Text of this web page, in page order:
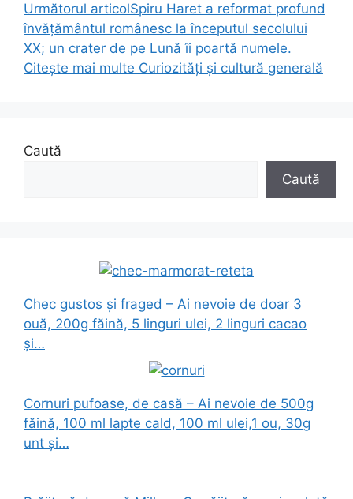
Următorul articolSpiru Haret a reformat profund
învățământul românesc la începutul secolului
XX; un crater de pe Lună îi poartă numele.
Citește mai multe Curiozități și cultură generală
Caută
Caută
Chec gustos și fraged – Ai nevoie de doar 3
ouă, 200g făină, 5 linguri ulei, 2 linguri cacao
și…
Cornuri pufoase, de casă – Ai nevoie de 500g
făină, 100 ml lapte cald, 100 ml ulei,1 ou, 30g
unt și…